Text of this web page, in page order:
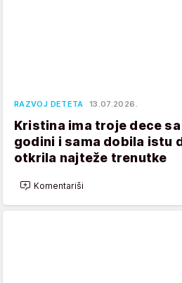
RAZVOJ DETETA 13.07.2026.
Kristina ima troje dece
godini i sama dobila istu
otkrila najteže trenutke
Komentariši